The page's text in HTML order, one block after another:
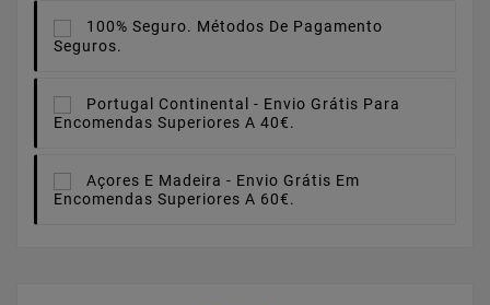
100% Seguro. Métodos De Pagamento
Seguros.
Portugal Continental - Envio Grátis Para
Encomendas Superiores A 40€.
Açores E Madeira - Envio Grátis Em
Encomendas Superiores A 60€.